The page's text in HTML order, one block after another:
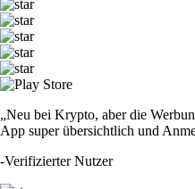
„Neu bei Krypto, aber die
App super übersichtlich und
-Verifizierter Nutzer